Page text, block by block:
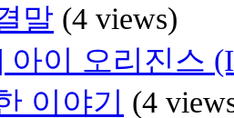
말 (4 views)
아이 오리진스
이야기
(4